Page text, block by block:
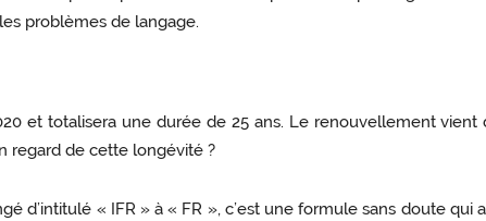
problèmes de langage.
et totalisera une durée de 25 ans. Le renouvellement vient
regard de cette longévité ?
d’intitulé « IFR » à « FR », c’est une formule sans doute